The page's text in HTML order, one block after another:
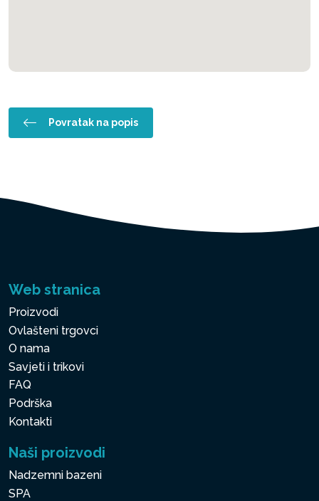
Povratak na popis
Web stranica
Proizvodi
Ovlašteni trgovci
O nama
Savjeti i trikovi
FAQ
Podrška
Kontakti
Naši proizvodi
Nadzemni bazeni
SPA